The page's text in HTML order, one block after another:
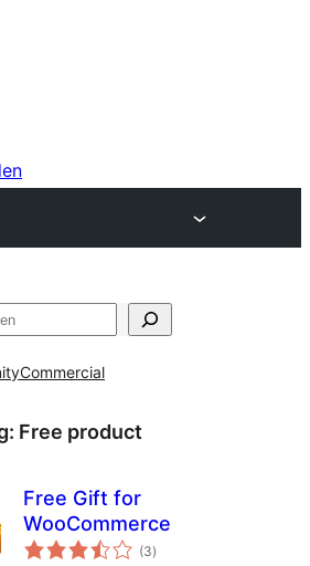
Commercial
Free product
Free Gift for
WooCommerce
(3totaal
waarderingen
)